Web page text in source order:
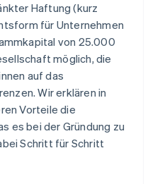
und Eintrag ins
und Finanzamt
Gründungsprozess?
gründen?
Haftung (kurz
für Unternehmen
von 25.000
möglich, die
auf das
Wir erklären in
Vorteile die
es bei der Gründung zu
Schritt für Schritt